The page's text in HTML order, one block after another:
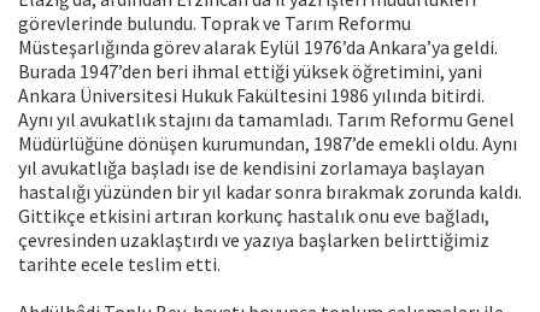
görevlerinde bulundu. Toprak ve Tarım Reformu
Müsteşarlığında görev alarak Eylül 1976’da Ankara’ya geldi.
Burada 1947’den beri ihmal ettiği yüksek öğretimini, yani
Ankara Üniversitesi Hukuk Fakültesini 1986 yılında bitirdi.
Aynı yıl avukatlık stajını da tamamladı. Tarım Reformu Genel
Müdürlüğüne dönüşen kurumundan, 1987’de emekli oldu. Aynı
yıl avukatlığa başladı ise de kendisini zorlamaya başlayan
hastalığı yüzünden bir yıl kadar sonra bırakmak zorunda kaldı.
Gittikçe etkisini artıran korkunç hastalık onu eve bağladı,
çevresinden uzaklaştırdı ve yazıya başlarken belirttiğimiz
tarihte ecele teslim etti.